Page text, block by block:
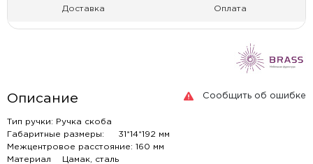
Доставка Оплата
Сообщить об ошибке
Описание
Тип ручки: Ручка скоба
Габаритные размеры: 31*14*192 мм
Межцентровое расстояние: 160 мм
Материал Цамак, сталь